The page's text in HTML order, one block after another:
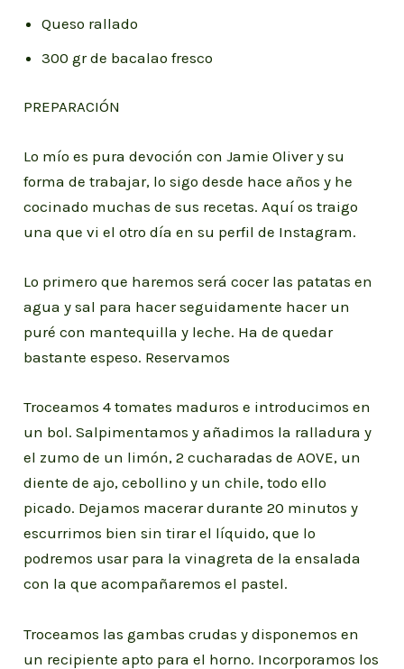
Queso rallado
300 gr de bacalao fresco
PREPARACIÓN
Lo mío es pura devoción con Jamie Oliver y su
forma de trabajar, lo sigo desde hace años y he
cocinado muchas de sus recetas. Aquí os traigo
una que vi el otro día en su perfil de Instagram.
Lo primero que haremos será cocer las patatas en
agua y sal para hacer seguidamente hacer un
puré con mantequilla y leche. Ha de quedar
bastante espeso. Reservamos
Troceamos 4 tomates maduros e introducimos en
un bol. Salpimentamos y añadimos la ralladura y
el zumo de un limón, 2 cucharadas de AOVE, un
diente de ajo, cebollino y un chile, todo ello
picado. Dejamos macerar durante 20 minutos y
escurrimos bien sin tirar el líquido, que lo
podremos usar para la vinagreta de la ensalada
con la que acompañaremos el pastel.
Troceamos las gambas crudas y disponemos en
un recipiente apto para el horno. Incorporamos los